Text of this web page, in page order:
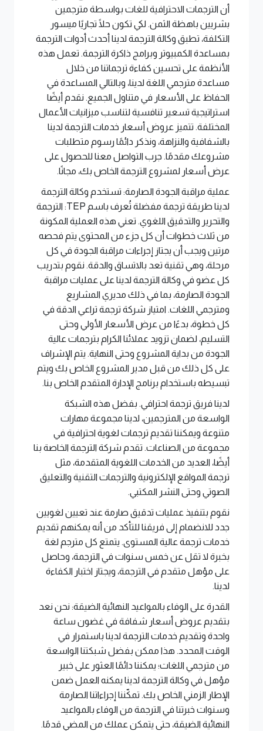
أن الترجمات الاحترافية للغات بواسطة مترجمين
بشريين باهظة الثمن. لكي تكون حلًا تجاريًا ميسور
التكلفة، تطبق وكالة الترجمة لدينا أحدث أدوات الترجمة
بمساعدة الكمبيوتر وبرامج ذاكرة الترجمة. تعمل هذه
الأنظمة على تحسين كفاءة ترجماتنا من خلال
مساعدة مترجمي اللغة لدينا، وبالتالي المساعدة في
الحفاظ على الأسعار في متناول الجميع. نقدم أيضًا
استراتيجية تسعير تنافسية لتناسب ميزانيات الأعمال
المختلفة. تتميز عروض أسعار خدمات الترجمة لدينا
بالشفافية والنزاهة، ونذكر دائمًا رسوم متطلبات
مشروعك مقدمًا. جرب التواصل معنا للحصول على
عرض أسعار لمشروع الترجمة الخاص بك، مجانًا.
عملية مراقبة الجودة الصارمة: تستخدم وكالة الترجمة
لدينا طريقة ترجمة مفضلة تُعرف باسم TEP: الترجمة
والتحرير والتدقيق اللغوي. تعني هذه العملية المكونة
من ثلاث خطوات أن كل جزء من المحتوى يتم فحصه
مرتين ويجب أن يجتاز إجراءات مراقبة الجودة في كل
مرحلة، وهي تقنية تعد بالاتساق والدقة. نقوم بتدريب
كل عضو في وكالة الترجمة لدينا على عمليات مراقبة
الجودة الصارمة، بما في ذلك مديري المشاريع
ومترجمي اللغات. امتياز شركة ترجمة تراعي الدقة في
كل خطوة، بدءًا من عرض الأسعار الأولي وحتى
التسليم، لضمان تزويد عملائنا الكرام بترجمات عالية
الجودة من بداية المشروع وحتى النهاية. يتم الإشراف
على كل ذلك من قبل مدير المشروع الخاص بك ويتم
تبسيطه باستخدام برنامج الإدارة المتقدم الخاص بنا.
لدينا فريق ترجمة احترافي. بفضل هذه الشبكة
الواسعة من المترجمين، لدينا مجموعة مهارات
متنوعة ويمكننا تقديم ترجمات لغوية احترافية في
مجموعة من الصناعات. تقدم شركة الترجمة الخاصة بنا
أيضًا، العديد من الخدمات اللغوية المتقدمة، مثل
ترجمة المواقع الإلكترونية والترجمات التقنية والتعليق
الصوتي وحتى النشر المكتبي.
نقوم بتنفيذ عمليات تدقيق صارمة عند تعيين لغويين
جدد للانضمام إلى فريقنا للتأكد من أنه يمكنهم تقديم
خدمات ترجمة عالية المستوى. يتمتع كل مترجم لغة
بخبرة لا تقل عن خمس سنوات في الترجمة، وحاصل
على مؤهل متقدم في الترجمة، ويجتاز اختبار الكفاءة
لدينا.
القدرة على الوفاء بالمواعيد النهائية الضيقة: نحن نعد
بتقديم عروض أسعار شفافة في غضون ساعة
واحدة وتقديم خدمات الترجمة لدينا باستمرار في
الوقت المحدد. هذا ممكن بفضل شبكتنا الواسعة
من مترجمي اللغات؛ يمكننا دائمًا العثور على خبير
مؤهل في وكالة الترجمة لدينا يمكنه العمل ضمن
الإطار الزمني الخاص بك. تمكّننا إجراءاتنا الصارمة
وسنوات خبرتنا في الترجمة من الوفاء بالمواعيد
النهائية الضيقة، حتى يتمكن عملك من المضي قدمًا.